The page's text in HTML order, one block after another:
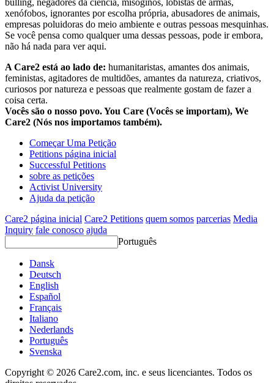
bulling, negadores da ciência, misóginos, lobistas de armas,
xenófobos, ignorantes por escolha própria, abusadores de animais,
empresas poluidoras do meio ambiente e outras pessoas mesquinhas.
Se você pensa como qualquer uma dessas pessoas, pode ir embora,
não há nada para ver aqui.
A Care2 está ao lado de: humanitaristas, amantes dos animais,
feministas, agitadores de multidões, amantes da natureza, criativos,
curiosos por natureza e pessoas que realmente gostam de fazer a
coisa certa.
Vocês são o nosso povo. You Care (Vocês se importam), We
Care2 (Nós nos importamos também).
Começar Uma Petição
Petitions página inicial
Successful Petitions
sobre as petições
Activist University
Ajuda da petição
Care2 página inicial Care2 Petitions quem somos parcerias Media
Inquiry fale conosco ajuda
Português
Dansk
Deutsch
English
Español
Français
Italiano
Nederlands
Português
Svenska
Copyright © 2026 Care2.com, inc. e seus licenciantes. Todos os